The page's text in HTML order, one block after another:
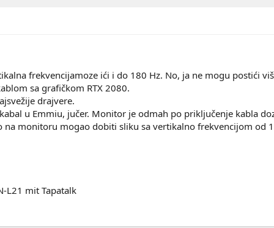
frekvencijamoze ići i do 180 Hz. No, ja ne mogu postići
sa grafičkom RTX 2080.
drajvere.
u Emmiu, jučer. Monitor je odmah po priključenje kabla
na monitoru mogao dobiti sliku sa vertikalno frekvencijom od
L21 mit Tapatalk